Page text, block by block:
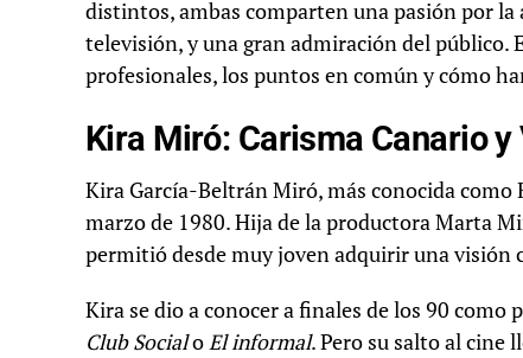
distintos, ambas comparten una pasión por
televisión, y una gran admiración del público.
profesionales, los puntos en común y cómo
Kira Miró: Carisma Canario
Kira García-Beltrán Miró, más conocida como
marzo de 1980. Hija de la productora Marta
permitió desde muy joven adquirir una visión
Kira se dio a conocer a finales de los 90
Club SocialoEl informal. Pero su salto al cine